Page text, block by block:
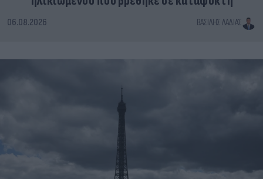
06.08.2026 ΒΑΣΊΛΗΣ ΛΑΔΙΆΣ